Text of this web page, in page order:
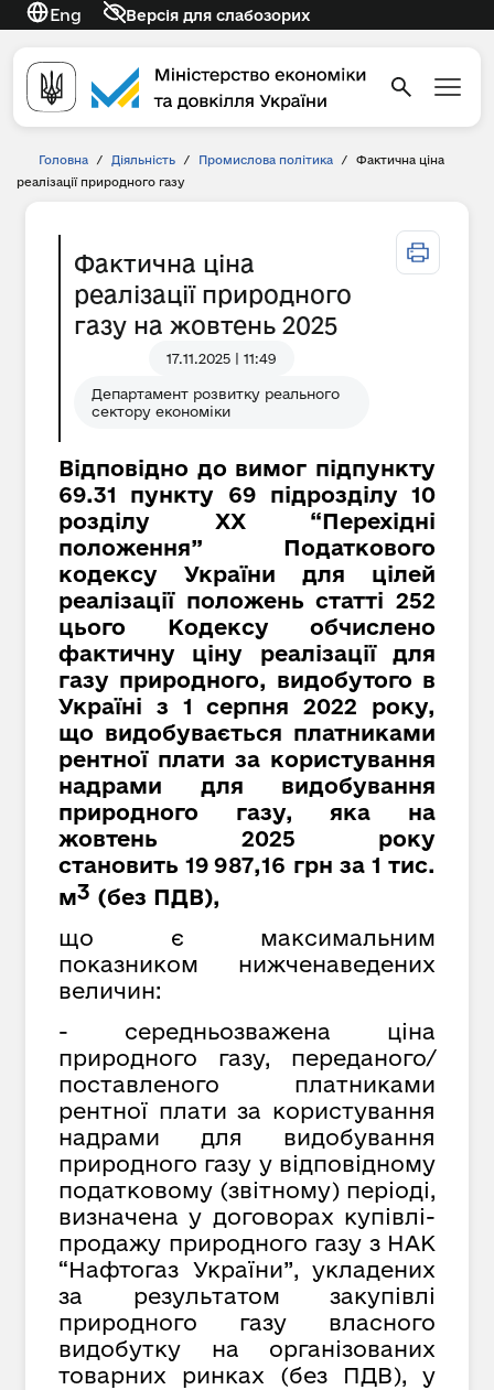
Eng Версія для слабозорих
Головна / Діяльність / Промислова політика /
Фактична ціна
реалізації природного газу
Фактична ціна
реалізації природного
газу на жовтень 2025
17.11.2025 | 11:49
Департамент розвитку реального
сектору економіки
Відповідно до вимог підпункту
69.31 пункту 69 підрозділу 10
розділу XX “Перехідні
положення” Податкового
кодексу України для цілей
реалізації положень статті 252
цього Кодексу обчислено
фактичну ціну реалізації для
газу природного, видобутого в
Україні з 1 серпня 2022 року,
що видобувається платниками
рентної плати за користування
надрами для видобування
природного газу, яка на
жовтень 2025 року
становить19 987,16 грн за 1 тис.
м3 (без ПДВ),
що є максимальним
показником нижченаведених
величин:
- середньозважена ціна
природного газу, переданого/
поставленого платниками
рентної плати за користування
надрами для видобування
природного газу у відповідному
податковому (звітному) періоді,
визначена у договорах купівлі-
продажу природного газу з НАК
“Нафтогаз України”, укладених
за результатом закупівлі
природного газу власного
видобутку на організованих
товарних ринках (без ПДВ), у